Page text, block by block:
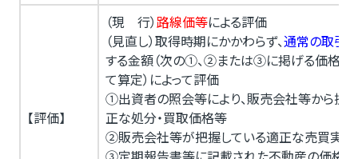
【評価】
（現 行）路線価等による評価
（見直し）取得時期にかかわらず、通常の取引
する金額（次の①、②または③に掲げる価格等
て算定）によって評価
①出資者の照会等により、販売会社等から提
正な処分・買取価格等
②販売会社等が把握している適正な売買実